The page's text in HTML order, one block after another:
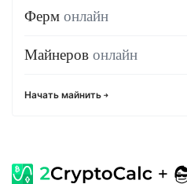
Ферм онлайн
Майнеров онлайн
Начать майнить